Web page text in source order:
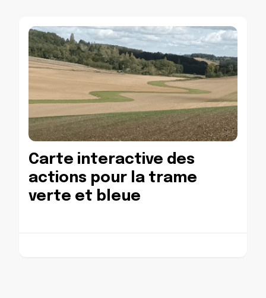
Carte interactive des
actions pour la trame
verte et bleue